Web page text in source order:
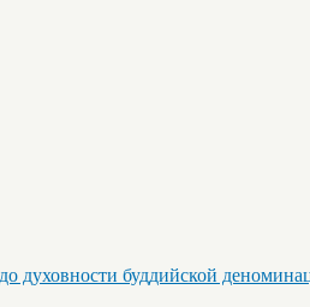
духовности буддийской